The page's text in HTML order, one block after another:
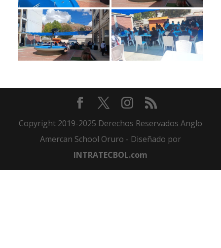
Copyright 2019-2025 Derechos Reservados Anglo
Amercan School Oruro - Diseñado por
INTRATECBOL.com